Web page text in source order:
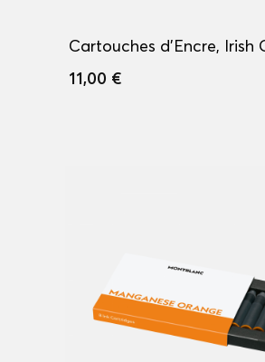
Cartouches d'Encre, Irish
11,00 €